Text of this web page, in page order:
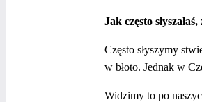
Jak często
Często słyszymy
w błoto. Jednak w
Widzimy to po